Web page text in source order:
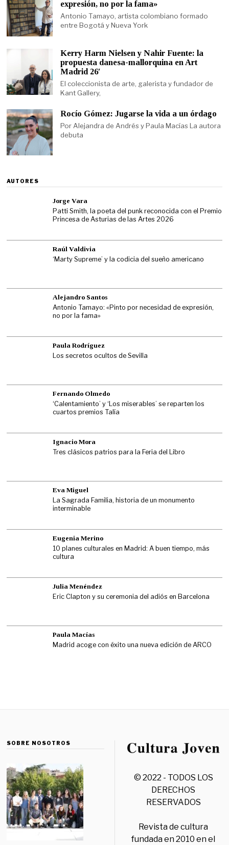
expresión, no por la fama»
Antonio Tamayo, artista colombiano formado
entre Bogotá y Nueva York
Kerry Harm Nielsen y Nahir Fuente: la
propuesta danesa-mallorquina en Art
Madrid 26′
El coleccionista de arte, galerista y fundador de
Kant Gallery,
Rocío Gómez: Jugarse la vida a un órdago
Por Alejandra de Andrés y Paula Macías La autora
debuta
AUTORES
Jorge Vara
Patti Smith, la poeta del punk reconocida con el Premio
Princesa de Asturias de las Artes 2026
Raúl Valdivia
‘Marty Supreme’ y la codicia del sueño americano
Alejandro Santos
Antonio Tamayo: «Pinto por necesidad de expresión,
no por la fama»
Paula Rodríguez
Los secretos ocultos de Sevilla
Fernando Olmedo
‘Calentamiento’ y ‘Los miserables’ se reparten los
cuartos premios Talía
Ignacio Mora
Tres clásicos patrios para la Feria del Libro
Eva Miguel
La Sagrada Familia, historia de un monumento
interminable
Eugenia Merino
10 planes culturales en Madrid: A buen tiempo, más
cultura
Julia Menéndez
Eric Clapton y su ceremonia del adiós en Barcelona
Paula Macías
Madrid acoge con éxito una nueva edición de ARCO
SOBRE NOSOTROS
© 2022 - TODOS LOS
DERECHOS
RESERVADOS
Revista de cultura
fundada en 2010 en el